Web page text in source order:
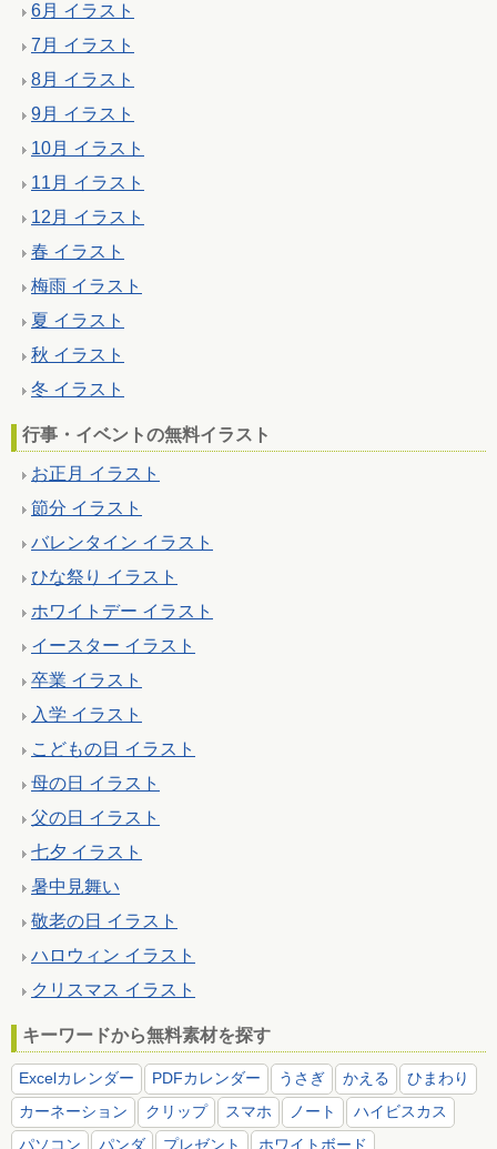
6月 イラスト
7月 イラスト
8月 イラスト
9月 イラスト
10月 イラスト
11月 イラスト
12月 イラスト
春 イラスト
梅雨 イラスト
夏 イラスト
秋 イラスト
冬 イラスト
行事・イベントの無料イラスト
お正月 イラスト
節分 イラスト
バレンタイン イラスト
ひな祭り イラスト
ホワイトデー イラスト
イースター イラスト
卒業 イラスト
入学 イラスト
こどもの日 イラスト
母の日 イラスト
父の日 イラスト
七夕 イラスト
暑中見舞い
敬老の日 イラスト
ハロウィン イラスト
クリスマス イラスト
キーワードから無料素材を探す
Excelカレンダー PDFカレンダー うさぎ かえる
ひまわり
カーネーション
クリップ スマホ ノート
ハイビスカス
パソコン
パンダ プレゼント ホワイトボード